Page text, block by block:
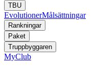
TBU
EvolutionerMålsättningar
Rankningar
Paket
Truppbyggaren
MyClub